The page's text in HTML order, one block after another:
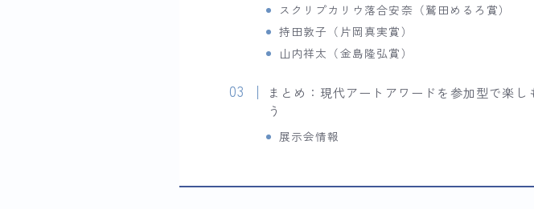
スクリプカリウ落合安奈（鷲田めるろ賞）
持田敦子（片岡真実賞）
山内祥太（金島隆弘賞）
まとめ：現代アートアワードを参加型で楽し
う
展示会情報